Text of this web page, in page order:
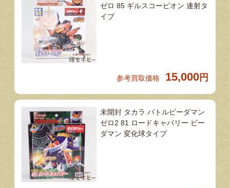
ゼロ 85 ギルスコーピオン 連射タ
イプ
参考買取価格 15,000 円
未開封 タカラ バトルビーダマン
ゼロ2 81 ロードキャバリー ビー
ダマン 変化球タイプ